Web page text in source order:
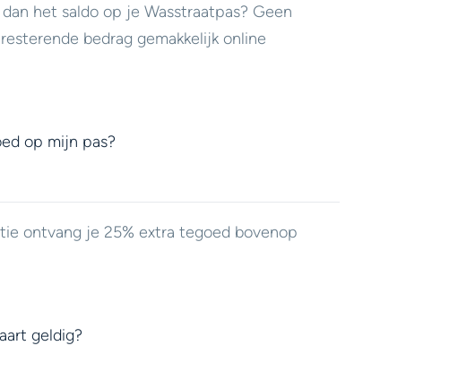
het saldo op je Wasstraatpas? Geen
bedrag gemakkelijk online
op mijn pas?
ontvang je 25% extra tegoed bovenop
geldig?